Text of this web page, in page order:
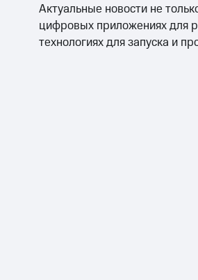
Актуальные новости не
цифровых приложениях для
технологиях для запуска и